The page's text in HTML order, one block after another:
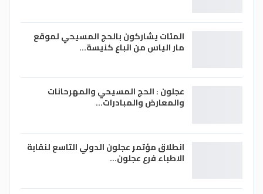
المئات يشاركون بالحج المسيحي لموقع
مار الياس من اتباع كنيسة…
عجلون : الحج المسيحي والمهرحانات
والمعارض والمبادرات…
انطلاق مؤتمر عجلون الدولي التاسع لنقابة
الاطباء فرع عجلون…